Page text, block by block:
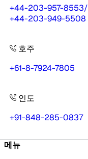
+44-203-957-8553/
+44-203-949-5508
호주
+61-8-7924-7805
인도
+91-848-285-0837
메뉴